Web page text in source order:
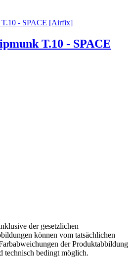
T.10 - SPACE
der gesetzlichen
können vom tatsächlichen
der Produktabbildung
technisch bedingt möglich.